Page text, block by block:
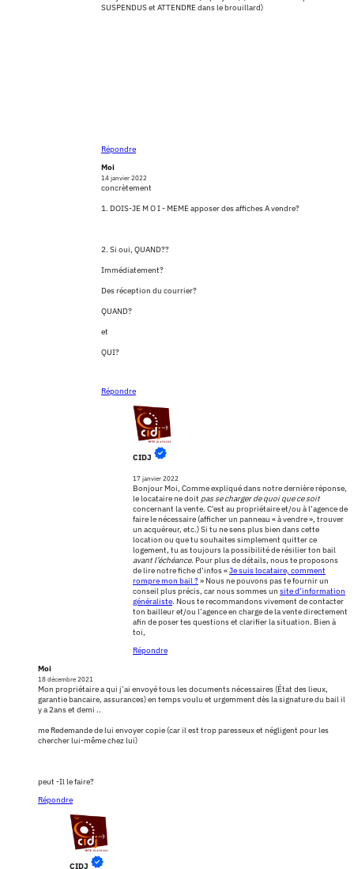
SUSPENDUS et ATTENDRE dans le brouillard)
Répondre
Moi
14 janvier 2022
concrètement
1. DOIS-JE M O I - MEME apposer des affiches A vendre?
2. Si oui, QUAND??
Immédiatement?
Des réception du courrier?
QUAND?
et
QUI?
Répondre
CIDJ
17 janvier 2022
Bonjour Moi, Comme expliqué dans notre dernière réponse,
le locataire ne doit pas se charger de quoi que ce soit
concernant la vente. C’est au propriétaire et/ou à l’agence de
faire le nécessaire (afficher un panneau « à vendre », trouver
un acquéreur, etc.) Si tu ne sens plus bien dans cette
location ou que tu souhaites simplement quitter ce
logement, tu as toujours la possibilité de résilier ton bail
avant l’échéance. Pour plus de détails, nous te proposons
de lire notre fiche d’infos «Je suis locataire, comment
rompre mon bail ?» Nous ne pouvons pas te fournir un
conseil plus précis, car nous sommes un site d’information
généraliste. Nous te recommandons vivement de contacter
ton bailleur et/ou l’agence en charge de la vente directement
afin de poser tes questions et clarifier la situation. Bien à
toi,
Répondre
Moi
18 décembre 2021
Mon propriétaire a qui j’ai envoyé tous les documents nécessaires (État des lieux,
garantie bancaire, assurances) en temps voulu et urgemment dès la signature du bail il
y a 2ans et demi ..
me Redemande de lui envoyer copie (car il est trop paresseux et négligent pour les
chercher lui-même chez lui)
peut -Il le faire?
Répondre
CIDJ